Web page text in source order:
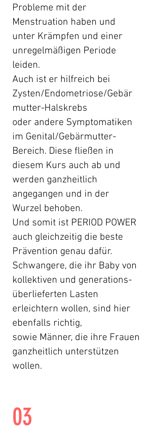
Probleme mit der
Menstruation haben und
unter Krämpfen und einer
unregelmäßigen Periode
leiden.
Auch ist er hilfreich bei
Zysten/Endometriose/Gebär
mutter-Halskrebs
oder andere Symptomatiken
im Genital/Gebärmutter-
Bereich. Diese fließen in
diesem Kurs auch ab und
werden ganzheitlich
angegangen und in der
Wurzel behoben.
Und somit ist PERIOD POWER
auch gleichzeitig die beste
Prävention genau dafür.
Schwangere, die ihr Baby von
kollektiven und generations-
überlieferten Lasten
erleichtern wollen, sind hier
ebenfalls richtig,
sowie Männer, die ihre Frauen
ganzheitlich unterstützen
wollen.
03